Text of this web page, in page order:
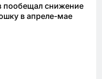
пообещал снижение
в апреле-мае